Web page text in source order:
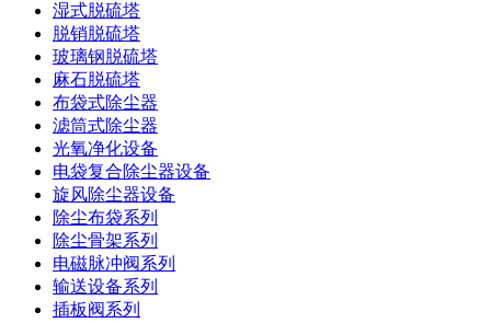
湿式脱硫塔
脱销脱硫塔
玻璃钢脱硫塔
麻石脱硫塔
布袋式除尘器
滤筒式除尘器
光氧净化设备
电袋复合除尘器设备
旋风除尘器设备
除尘布袋系列
除尘骨架系列
电磁脉冲阀系列
输送设备系列
插板阀系列